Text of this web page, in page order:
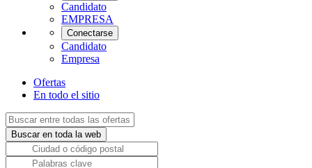
Candidato
EMPRESA
Conectarse
Candidato
Empresa
Ofertas
En todo el sitio